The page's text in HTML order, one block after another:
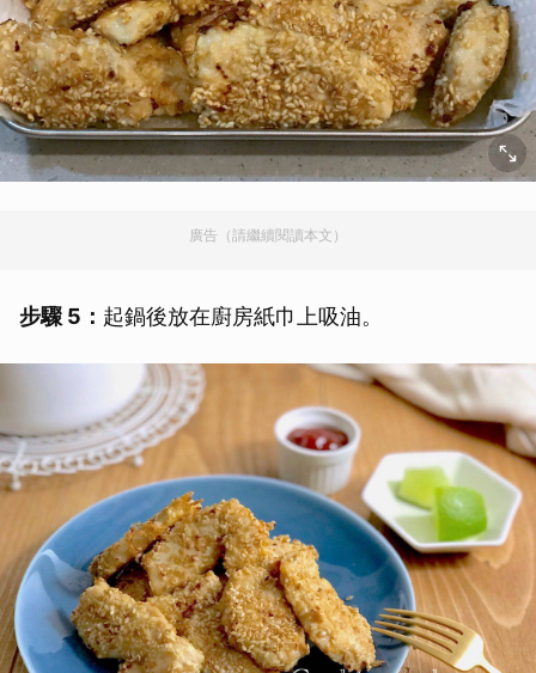
廣告（請繼續閱讀本文）
步驟 5： 起鍋後放在廚房紙巾上吸油。